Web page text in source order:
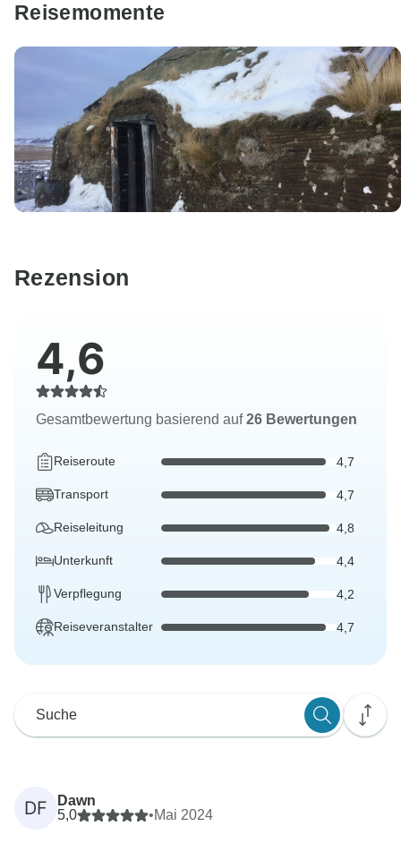
Reisemomente
Rezension
4,6
Gesamtbewertung basierend auf26 Bewertungen
Reiseroute 4,7
Transport 4,7
Reiseleitung 4,8
Unterkunft 4,4
Verpflegung 4,2
Reiseveranstalter 4,7
DF
Dawn
5,0
•Mai 2024